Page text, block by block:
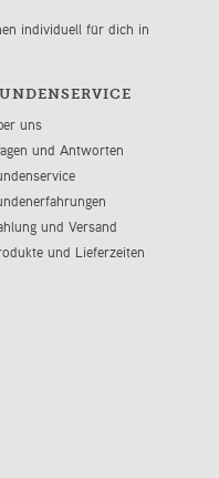
individuell für dich in
uns
und Antworten
und Versand
und Lieferzeiten